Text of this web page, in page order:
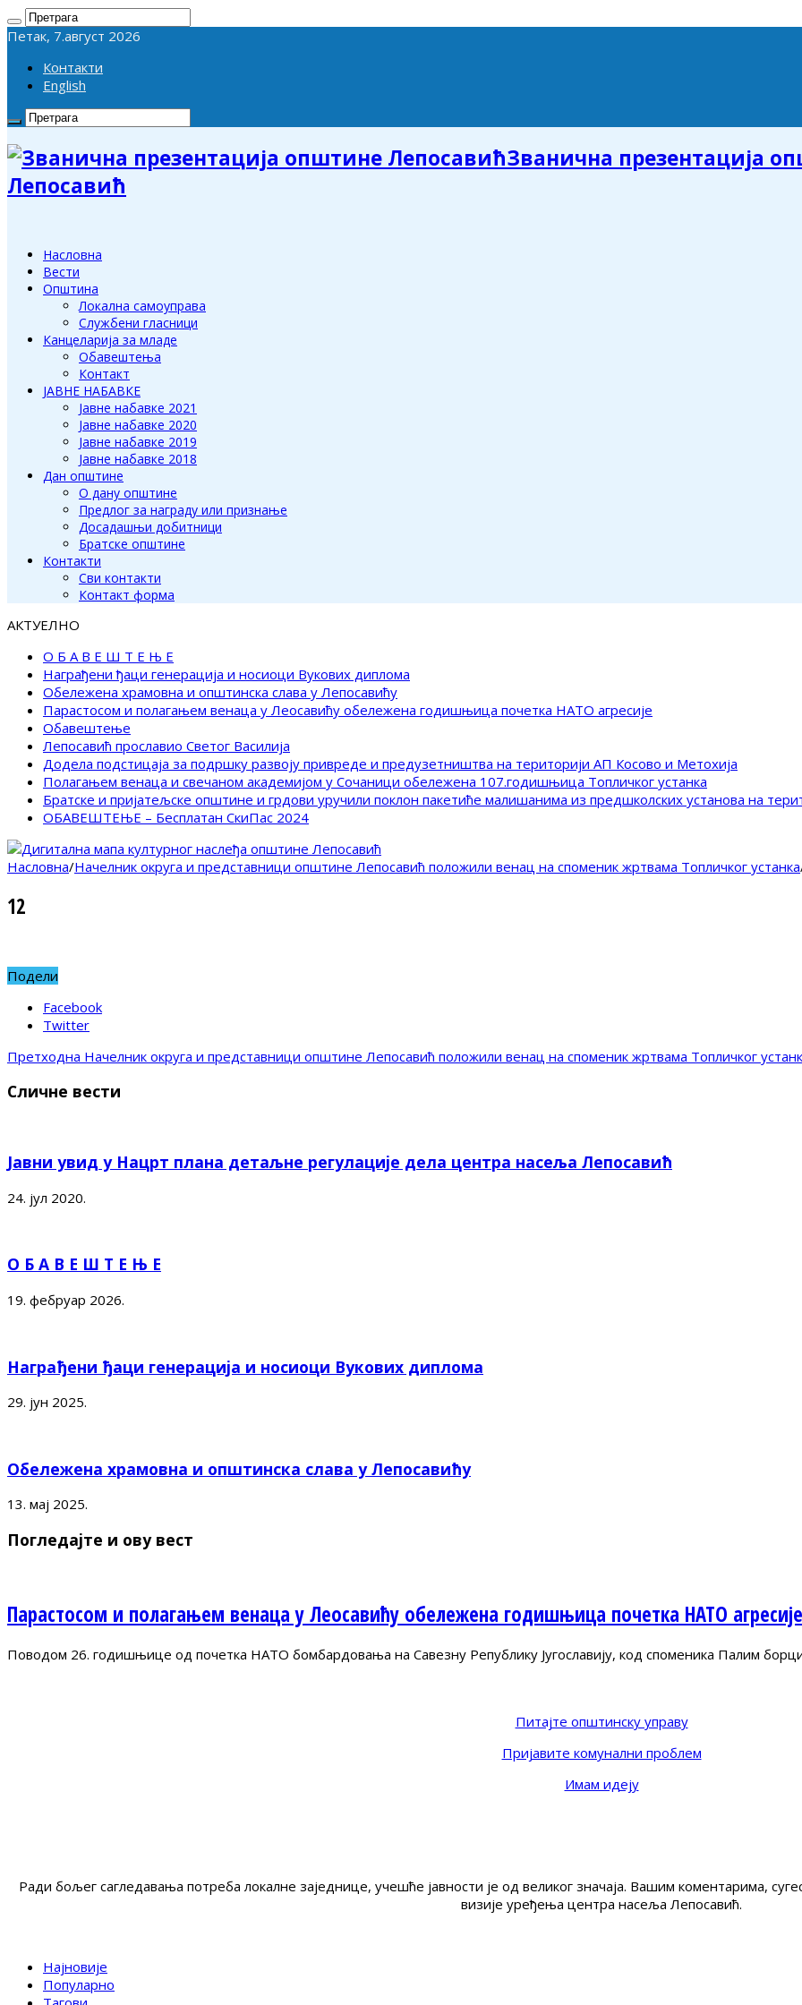
Петак, 7.август 2026
Контакти
English
Званична презентација
Лепосавић
Насловна
Вести
Општина
Локална самоуправа
Службени гласници
Канцеларија за младе
Обавештења
Контакт
ЈАВНЕ НАБАВКЕ
Јавне набавке 2021
Јавне набавке 2020
Јавне набавке 2019
Јавне набавке 2018
Дан општине
О дану општине
Предлог за награду или признање
Досадашњи добитници
Братске општине
Контакти
Сви контакти
Контакт форма
АКТУЕЛНО
О Б А В Е Ш Т Е Њ Е
Награђени ђаци генерација и носиоци Вукових диплома
Обележена храмовна и општинска слава у Лепосавићу
Парастосом и полагањем венаца у Леосавићу обележена годишњица почетка НАТО агресије
Обавештење
Лепосавић прославио Светог Василија
Додела подстицаја за подршку развоју привреде и предузетништва на територији АП Косово и Метохија
Полагањем венаца и свечаном академијом у Сочаници обележена 107.годишњица Топличког устанка
Братске и пријатељске општине и грдови уручили поклон пакетиће малишанима из предшколских установа на
ОБАВЕШТЕЊЕ – Бесплатан СкиПас 2024
Насловна/Начелник округа и представници општине Лепосавић положили венац на споменик жртвама Топличког устанка
12
Подели
Facebook
Twitter
Претходна Начелник округа и представници општине Лепосавић положили венац на споменик жртвама Топличког
Сличне вести
Јавни увид у Нацрт плана детаљне регулације дела центра насеља Лепосавић
24. јул 2020.
О Б А В Е Ш Т Е Њ Е
19. фебруар 2026.
Награђени ђаци генерација и носиоци Вукових диплома
29. јун 2025.
Обележена храмовна и општинска слава у Лепосавићу
13. мај 2025.
Погледајте и ову вест
Парастосом и полагањем венаца у Леосавићу обележена годишњица почетка НАТО агресије
Поводом 26. годишњице од почетка НАТО бомбардовања на Савезну Републику Југославију, код споменика Палим
Питајте општинску управу
Пријавите комунални проблем
Имам идеју
Ради бољег сагледавања потреба локалне заједнице, учешће јавности је од великог значаја. Вашим коментарима,
визије уређења центра насеља Лепосавић.
Најновије
Популарно